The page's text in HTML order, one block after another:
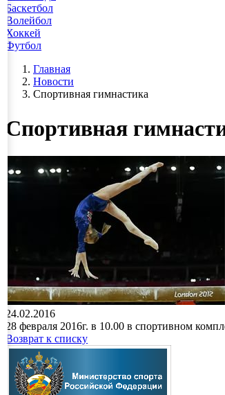
Баскетбол
Волейбол
Хоккей
Футбол
Главная
Новости
Спортивная гимнастика
Спортивная
24.02.2016
28 февраля 2016г. в 10.00 в спортивном
Возврат к списку